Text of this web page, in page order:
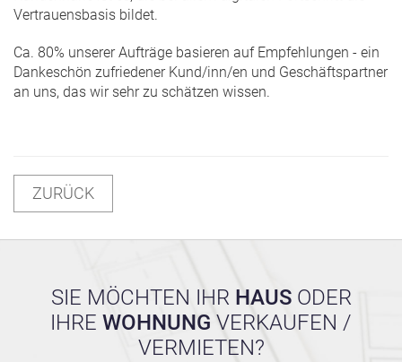
Vertrauensbasis bildet.
Ca. 80% unserer Aufträge basieren auf Empfehlungen - ein
Dankeschön zufriedener Kund/inn/en und Geschäftspartner
an uns, das wir sehr zu schätzen wissen.
ZURÜCK
SIE MÖCHTEN IHR HAUSODER
IHRE WOHNUNG VERKAUFEN /
VERMIETEN?